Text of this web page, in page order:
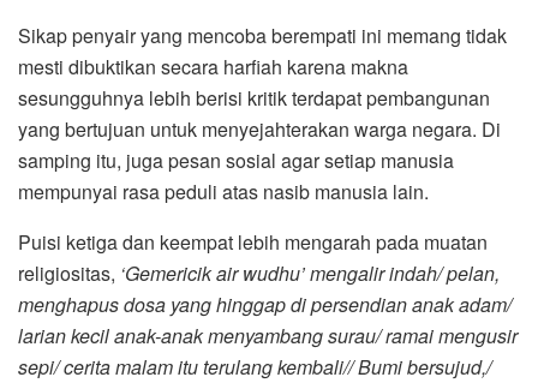
Sikap penyair yang mencoba berempati ini memang tidak
mesti dibuktikan secara harfiah karena makna
sesungguhnya lebih berisi kritik terdapat pembangunan
yang bertujuan untuk menyejahterakan warga negara. Di
samping itu, juga pesan sosial agar setiap manusia
mempunyai rasa peduli atas nasib manusia lain.
Puisi ketiga dan keempat lebih mengarah pada muatan
religiositas, ‘Gemericik air wudhu’ mengalir indah/pelan,
menghapus dosa yang hinggap di persendian anak adam/
larian kecil anak-anak menyambang surau/ramai mengusir
sepi/cerita malam itu terulang kembali//Bumi bersujud,/